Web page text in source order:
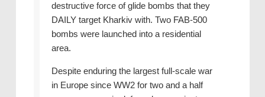
destructive force of glide bombs that they
DAILY target Kharkiv with. Two FAB-500
bombs were launched into a residential
area.
Despite enduring the largest full-scale war
in Europe since WW2 for two and a half